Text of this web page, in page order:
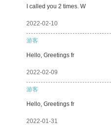
I called you 2 times. W
2022-02-10
游客
Hello, Greetings fr
2022-02-09
游客
Hello, Greetings fr
2022-01-31